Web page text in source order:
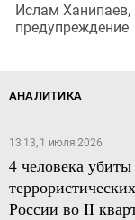
Ислам Ханипаев,
предупреждение
АНАЛИТИКА
13:13, 1 июля 2026
4 человека
России во II